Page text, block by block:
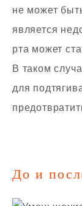
не может
является
рта может
В таком
для
До и